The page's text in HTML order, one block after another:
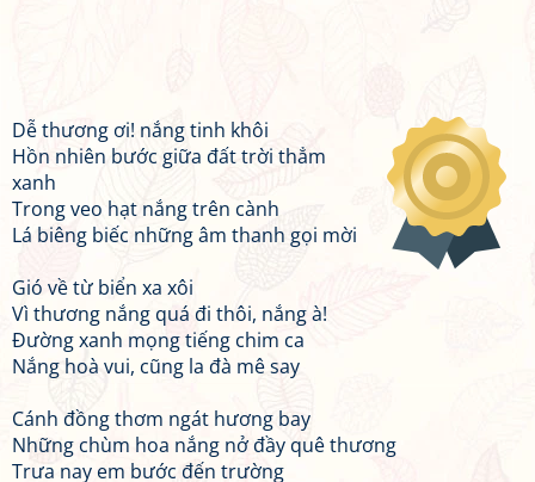
Dễ thương ơi! nắng tinh khôi
Hồn nhiên bước giữa đất trời thẳm
xanh
Trong veo hạt nắng trên cành
Lá biêng biếc những âm thanh gọi mời
Gió về từ biển xa xôi
Vì thương nắng quá đi thôi, nắng à!
Đường xanh mọng tiếng chim ca
Nắng hoà vui, cũng la đà mê say
Cánh đồng thơm ngát hương bay
Những chùm hoa nắng nở đầy quê thương
Trưa nay em bước đến trường